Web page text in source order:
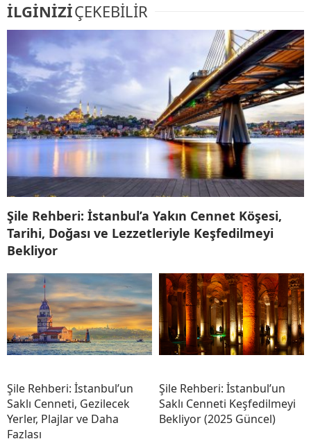
İLGİNİZİÇEKEBİLİR
Şile Rehberi: İstanbul’a Yakın Cennet Köşesi,
Tarihi, Doğası ve Lezzetleriyle Keşfedilmeyi
Bekliyor
Şile Rehberi: İstanbul’un
Saklı Cenneti, Gezilecek
Yerler, Plajlar ve Daha
Fazlası
Şile Rehberi: İstanbul’un
Saklı Cenneti Keşfedilmeyi
Bekliyor (2025 Güncel)